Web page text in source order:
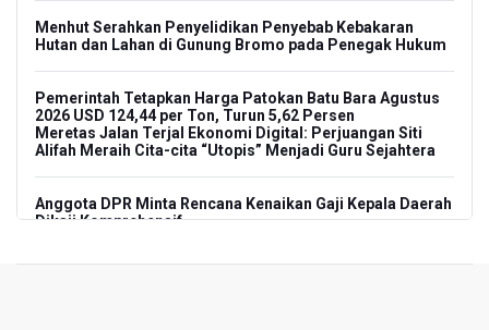
Menhut Serahkan Penyelidikan Penyebab Kebakaran
Hutan dan Lahan di Gunung Bromo pada Penegak Hukum
Pemerintah Tetapkan Harga Patokan Batu Bara Agustus
2026 USD 124,44 per Ton, Turun 5,62 Persen
Meretas Jalan Terjal Ekonomi Digital: Perjuangan Siti
Alifah Meraih Cita-cita “Utopis” Menjadi Guru Sejahtera
Anggota DPR Minta Rencana Kenaikan Gaji Kepala Daerah
Dikaji Komprehensif